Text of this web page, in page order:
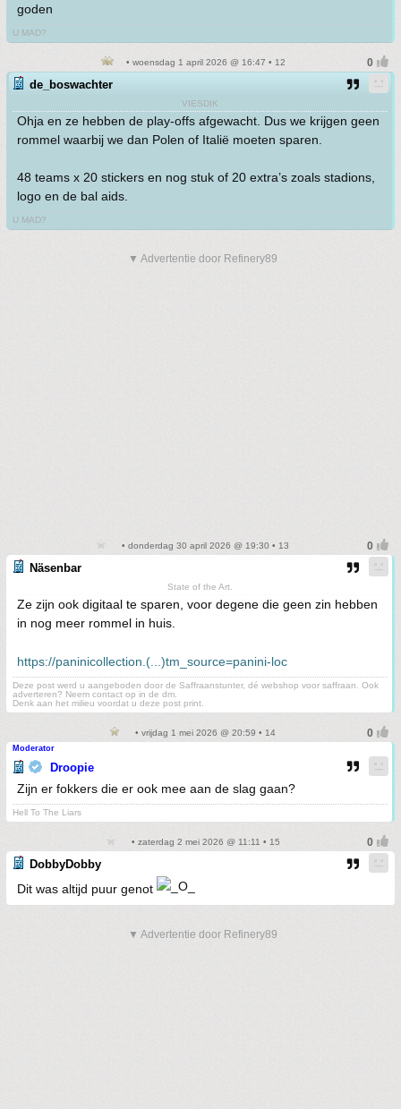
goden
U MAD?
• woensdag 1 april 2026 @ 16:47 • 12
de_boswachter
VIESDIK
Ohja en ze hebben de play-offs afgewacht. Dus we krijgen geen
rommel waarbij we dan Polen of Italië moeten sparen.
48 teams x 20 stickers en nog stuk of 20 extra’s zoals stadions,
logo en de bal aids.
U MAD?
▼ Advertentie door Refinery89
• donderdag 30 april 2026 @ 19:30 • 13
Näsenbar
State of the Art.
Ze zijn ook digitaal te sparen, voor degene die geen zin hebben
in nog meer rommel in huis.
https://paninicollection.(...)tm_source=panini-loc
Deze post werd u aangeboden door de Saffraanstunter, dé webshop voor saffraan. Ook
adverteren? Neem contact op in de dm.
Denk aan het milieu voordat u deze post print.
• vrijdag 1 mei 2026 @ 20:59 • 14
Moderator
Droopie
Zijn er fokkers die er ook mee aan de slag gaan?
Hell To The Liars
• zaterdag 2 mei 2026 @ 11:11 • 15
DobbyDobby
Dit was altijd puur genot
▼ Advertentie door Refinery89